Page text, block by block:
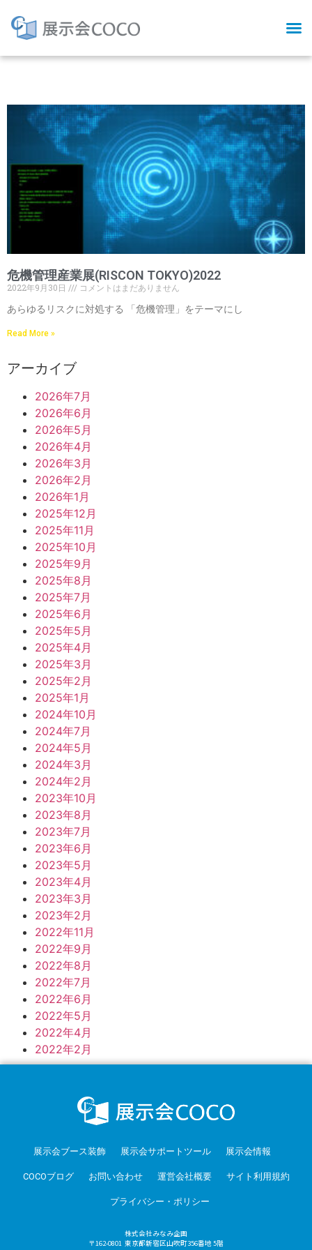
危機管理産業展(RISCON TOKYO)2022
2022年9月30日
コメントはまだありません
あらゆるリスクに対処する 「危機管理」をテーマにし
Read More »
アーカイブ
2026年7月
2026年6月
2026年5月
2026年4月
2026年3月
2026年2月
2026年1月
2025年12月
2025年11月
2025年10月
2025年9月
2025年8月
2025年7月
2025年6月
2025年5月
2025年4月
2025年3月
2025年2月
2025年1月
2024年10月
2024年7月
2024年5月
2024年3月
2024年2月
2023年10月
2023年8月
2023年7月
2023年6月
2023年5月
2023年4月
2023年3月
2023年2月
2022年11月
2022年9月
2022年8月
2022年7月
2022年6月
2022年5月
2022年4月
2022年2月
展示会ブース装飾 展示会サポートツール 展示会情報
COCOブログ お問い合わせ 運営会社概要 サイト利用規約
プライバシー・ポリシー
株式会社みなみ企画
〒162-0801 東京都新宿区山吹町356番地 5階